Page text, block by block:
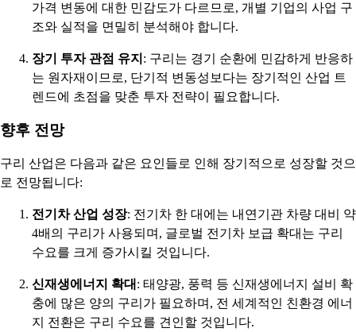
가격 변동에 대한 민감도가 다르므로, 개별 기업의 사업 구
조와 실적을 면밀히 분석해야 합니다.
장기 투자 관점 유지 : 구리는 경기 순환에 민감하게 반응하
는 원자재이므로, 단기적 변동성보다는 장기적인 산업 트
렌드에 초점을 맞춘 투자 전략이 필요합니다.
향후 전망
구리 산업은 다음과 같은 요인들로 인해 장기적으로 성장할 것으
로 전망됩니다:
전기차 산업 성장: 전기차 한 대에는 내연기관 차량 대비 약
4배의 구리가 사용되며, 글로벌 전기차 보급 확대는 구리
수요를 크게 증가시킬 것입니다.
신재생에너지 확대 : 태양광, 풍력 등 신재생에너지 설비 확
충에 많은 양의 구리가 필요하며, 전 세계적인 친환경 에너
지 전환은 구리 수요를 견인할 것입니다.